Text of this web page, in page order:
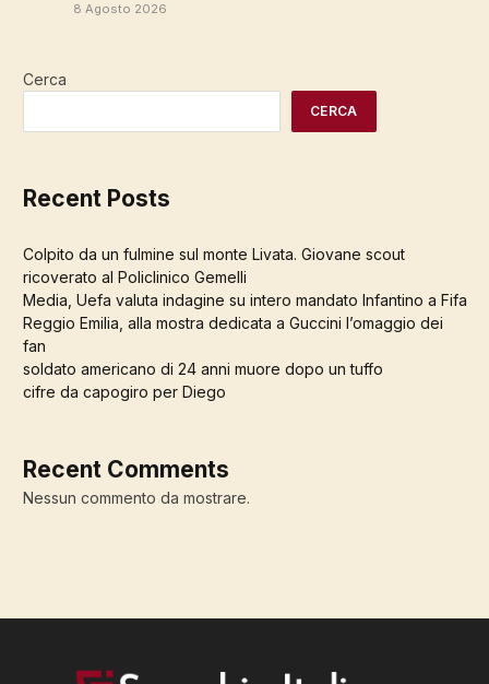
8 Agosto 2026
Cerca
CERCA
Recent Posts
Colpito da un fulmine sul monte Livata. Giovane scout
ricoverato al Policlinico Gemelli
Media, Uefa valuta indagine su intero mandato Infantino a Fifa
Reggio Emilia, alla mostra dedicata a Guccini l’omaggio dei
fan
soldato americano di 24 anni muore dopo un tuffo
cifre da capogiro per Diego
Recent Comments
Nessun commento da mostrare.